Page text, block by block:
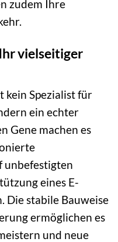
zudem Ihre
vielseitiger
kein Spezialist für
ein echter
Gene machen es
unbefestigten
eines E-
Die stabile Bauweise
ermöglichen es
und neue